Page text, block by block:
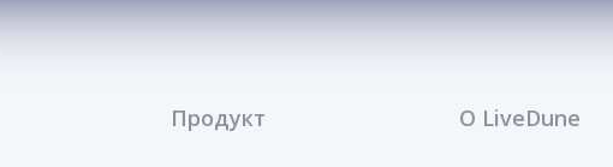
Продукт О LiveDune